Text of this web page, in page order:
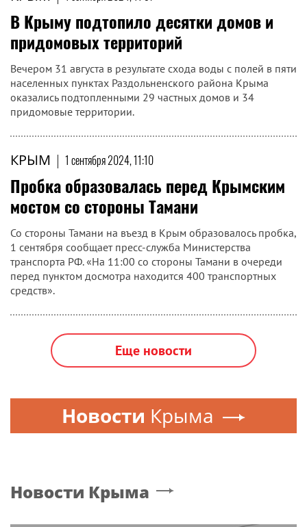
В Крыму подтопило десятки домов и
придомовых территорий
Вечером 31 августа в результате схода воды с полей в пяти
населенных пунктах Раздольненского района Крыма
оказались подтопленными 29 частных домов и 34
придомовые территории.
КРЫМ | 1 сентября 2024, 11:10
Пробка образовалась перед Крымским
мостом со стороны Тамани
Со стороны Тамани на въезд в Крым образовалось пробка,
1 сентября сообщает пресс-служба Министерства
транспорта РФ. «На 11:00 со стороны Тамани в очереди
перед пунктом досмотра находится 400 транспортных
средств».
Еще новости
Новости Крыма
Новости Крыма